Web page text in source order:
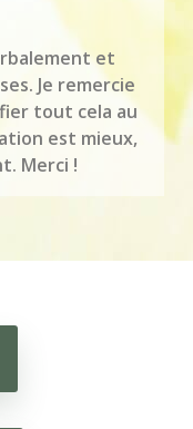
et
Je remercie
tout cela au
est mieux,
Merci !